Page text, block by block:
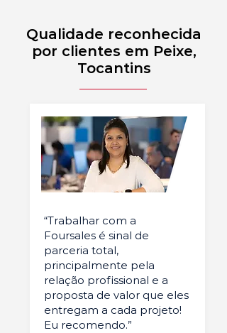
Qualidade reconhecida
por clientes em Peixe,
Tocantins
“Trabalhar com a
Foursales é sinal de
parceria total,
principalmente pela
relação profissional e a
proposta de valor que eles
entregam a cada projeto!
Eu recomendo.”